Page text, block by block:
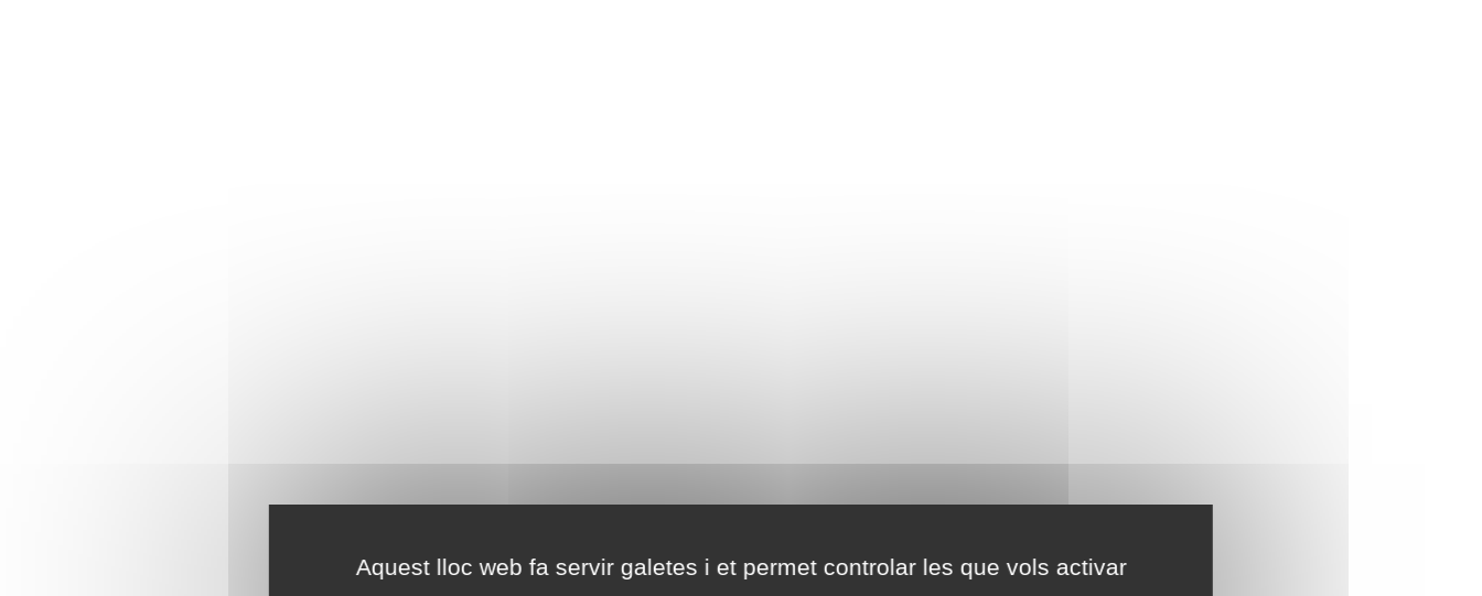
Aquest lloc web fa servir galetes i et permet controlar les que vols activar